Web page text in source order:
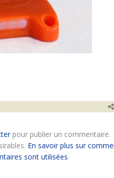
pour publier un commentaire.
En savoir plus sur
sont utilisées.